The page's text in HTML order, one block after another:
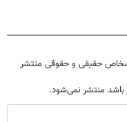
حقیقی و حقوقی منتشر
باشد منتشر نمی‌شود.